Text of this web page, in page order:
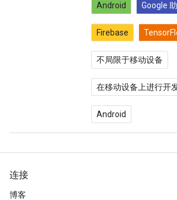
Android Google
Firebase
不局限于移动设备
在移动设备上进行开
Android
连接
博客